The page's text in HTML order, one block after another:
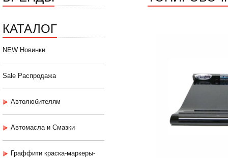
КАТАЛОГ
NEW Новинки
Sale Распродажа
Автолюбителям
Автомасла и Смазки
Граффити краска-маркеры-